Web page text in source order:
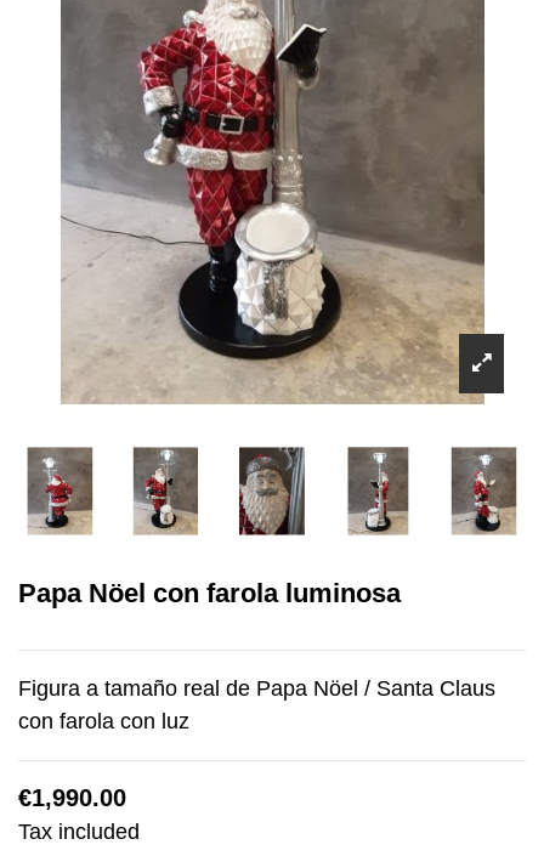
Papa Nöel con farola luminosa
Figura a tamaño real de Papa Nöel / Santa Claus
con farola con luz
€1,990.00
Tax included